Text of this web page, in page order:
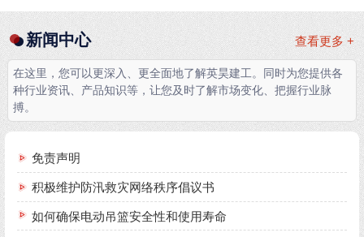
查看更多 +
新闻中心
在这里，您可以更深入、更全面地了解英昊建工。同时为您提供各
种行业资讯、产品知识等，让您及时了解市场变化、把握行业脉
搏。
免责声明
积极维护防汛救灾网络秩序倡议书
如何确保电动吊篮安全性和使用寿命